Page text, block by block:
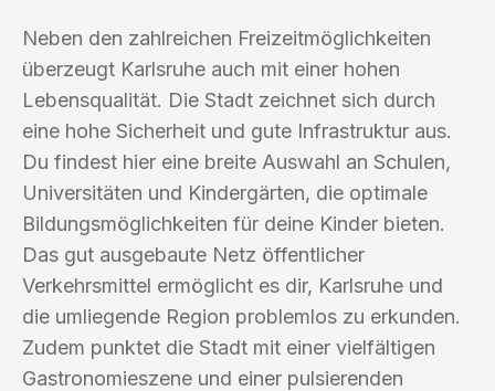
Neben den zahlreichen Freizeitmöglichkeiten
überzeugt Karlsruhe auch mit einer hohen
Lebensqualität. Die Stadt zeichnet sich durch
eine hohe Sicherheit und gute Infrastruktur aus.
Du findest hier eine breite Auswahl an Schulen,
Universitäten und Kindergärten, die optimale
Bildungsmöglichkeiten für deine Kinder bieten.
Das gut ausgebaute Netz öffentlicher
Verkehrsmittel ermöglicht es dir, Karlsruhe und
die umliegende Region problemlos zu erkunden.
Zudem punktet die Stadt mit einer vielfältigen
Gastronomieszene und einer pulsierenden